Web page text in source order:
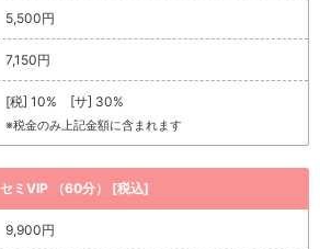
5,500円
7,150円
[税] 10% [サ] 30%
※税金のみ上記金額に含まれます
セミVIP （60分） [税込]
9,900円